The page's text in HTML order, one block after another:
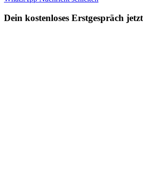
Dein kostenloses Erstgespräch